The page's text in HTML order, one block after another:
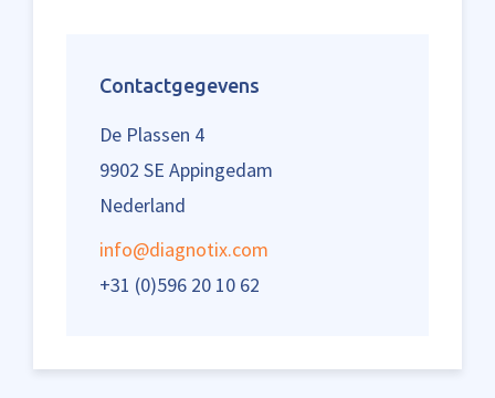
Contactgegevens
De Plassen 4
9902 SE Appingedam
Nederland
info@diagnotix.com
+31 (0)596 20 10 62